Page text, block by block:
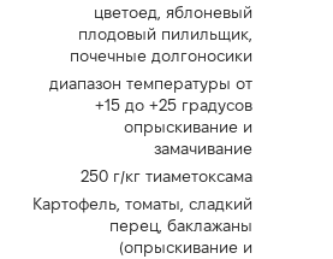
цветоед, яблоневый
плодовый пилильщик,
почечные долгоносики
диапазон температуры от
+15 до +25 градусов
опрыскивание и
замачивание
250 г/кг тиаметоксама
Картофель, томаты, сладкий
перец, баклажаны
(опрыскивание и